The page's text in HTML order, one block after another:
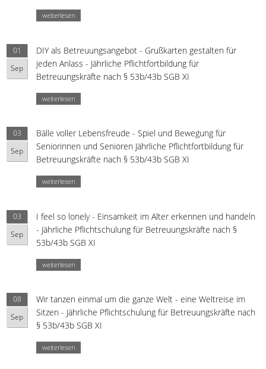
weiterlesen
01
Sep
DIY als Betreuungsangebot - Grußkarten gestalten für
jeden Anlass - Jährliche Pflichtfortbildung für
Betreuungskräfte nach § 53b/43b SGB XI
weiterlesen
03
Sep
Bälle voller Lebensfreude - Spiel und Bewegung für
Seniorinnen und Senioren Jährliche Pflichtfortbildung für
Betreuungskräfte nach § 53b/43b SGB XI
weiterlesen
03
Sep
I feel so lonely - Einsamkeit im Alter erkennen und handeln
- Jährliche Pflichtschulung für Betreuungskräfte nach §
53b/43b SGB XI
weiterlesen
08
Sep
Wir tanzen einmal um die ganze Welt - eine Weltreise im
Sitzen - Jährliche Pflichtschulung für Betreuungskräfte nach
§ 53b/43b SGB XI
weiterlesen